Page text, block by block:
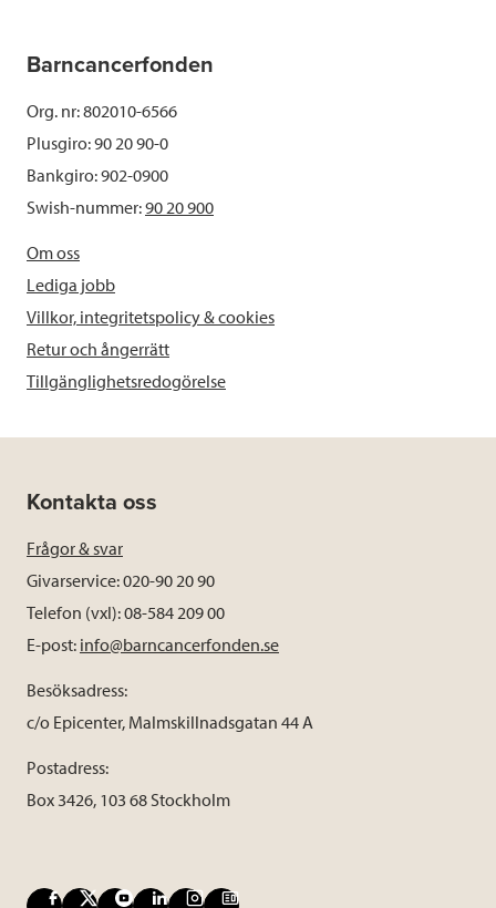
Barncancerfonden
Org. nr: 802010-6566
Plusgiro: 90 20 90-0
Bankgiro: 902-0900
Swish-nummer:90 20 900
Om oss
Lediga jobb
Villkor, integritetspolicy & cookies
Retur och ångerrätt
Tillgänglighetsredogörelse
Kontakta oss
Frågor & svar
Givarservice: 020-90 20 90
Telefon (vxl): 08-584 209 00
E-post: info@barncancerfonden.se
Besöksadress:
c/o Epicenter, Malmskillnadsgatan 44 A
Postadress:
Box 3426, 103 68 Stockholm